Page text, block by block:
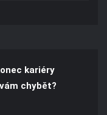
kariéry
chybět?